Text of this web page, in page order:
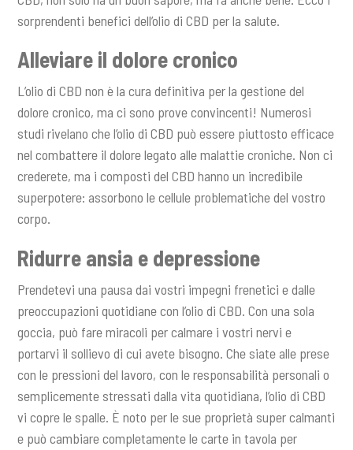
sorprendenti benefici dell’olio di CBD per la salute.
Alleviare il dolore cronico
L’olio di CBD non è la cura definitiva per la gestione del
dolore cronico, ma ci sono prove convincenti! Numerosi
studi rivelano che l’olio di CBD può essere piuttosto efficace
nel combattere il dolore legato alle malattie croniche. Non ci
crederete, ma i composti del CBD hanno un incredibile
superpotere: assorbono le cellule problematiche del vostro
corpo.
Ridurre ansia e depressione
Prendetevi una pausa dai vostri impegni frenetici e dalle
preoccupazioni quotidiane con l’olio di CBD. Con una sola
goccia, può fare miracoli per calmare i vostri nervi e
portarvi il sollievo di cui avete bisogno. Che siate alle prese
con le pressioni del lavoro, con le responsabilità personali o
semplicemente stressati dalla vita quotidiana, l’olio di CBD
vi copre le spalle. È noto per le sue proprietà super calmanti
e può cambiare completamente le carte in tavola per